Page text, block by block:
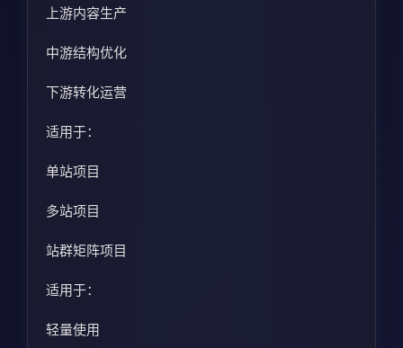
上游内容生产
中游结构优化
下游转化运营
适用于：
单站项目
多站项目
站群矩阵项目
适用于：
轻量使用